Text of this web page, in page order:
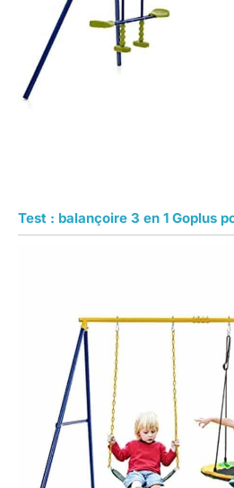
Test : balançoire 3 en 1 Goplus